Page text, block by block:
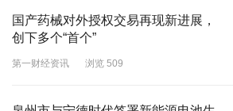
国产药械对外授权交易再现新进展，
创下多个“首个”
第一财经资讯 浏览 509